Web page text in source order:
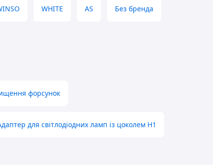
WHITE AS Без бренда
форсунок
для світлодіодних ламп із цоколем H1